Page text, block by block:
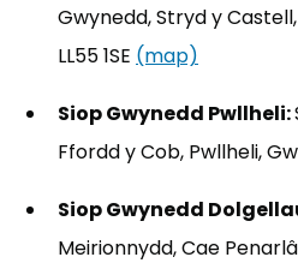
Gwynedd, Stryd y
LL55 1SE (map)
Siop Gwynedd Pwllheli:
Ffordd y Cob, Pwllheli,
Siop Gwynedd
Meirionnydd, Cae